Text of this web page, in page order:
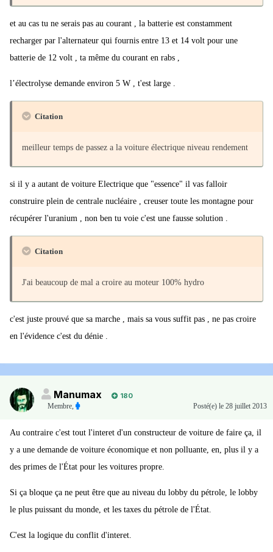
et au cas tu ne serais pas au courant , la batterie est constamment
recharger par l'alternateur qui fournis entre 13 et 14 volt pour une
batterie de 12 volt , ta même du courant en rabs ,
l’électrolyse demande environ 5 W , t'est large .
Citation
meilleur temps de passez a la voiture électrique niveau rendement
si il y a autant de voiture Electrique que "essence" il vas falloir
construire plein de centrale nucléaire , creuser toute les montagne pour
récupérer l'uranium , non ben tu voie c'est une fausse solution .
Citation
J'ai beaucoup de mal a croire au moteur 100% hydro
c'est juste prouvé que sa marche , mais sa vous suffit pas , ne pas croire
en l'évidence c'est du dénie .
Manumax
180
Membre
Posté(e) le 28 juillet 2013
Au contraire c'est tout l'interet d'un constructeur de voiture de faire ça, il
y a une demande de voiture économique et non polluante, en, plus il y a
des primes de l'État pour les voitures propre.
Si ça bloque ça ne peut être que au niveau du lobby du pétrole, le lobby
le plus puissant du monde, et les taxes du pétrole de l'État.
C'est la logique du conflit d'interet.